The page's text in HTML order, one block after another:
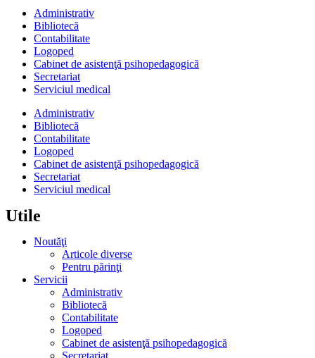
Administrativ
Bibliotecă
Contabilitate
Logoped
Cabinet de asistenţă psihopedagogică
Secretariat
Serviciul medical
Administrativ
Bibliotecă
Contabilitate
Logoped
Cabinet de asistenţă psihopedagogică
Secretariat
Serviciul medical
Utile
Noutăţi
Articole diverse
Pentru părinţi
Servicii
Administrativ
Bibliotecă
Contabilitate
Logoped
Cabinet de asistenţă psihopedagogică